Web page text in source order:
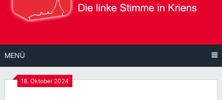
MENÜ
18. Oktober 2024